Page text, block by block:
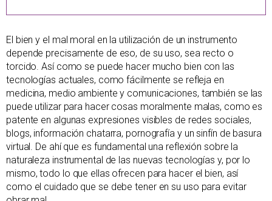
El bien y el mal moral en la utilización de un instrumento
depende precisamente de eso, de su uso, sea recto o
torcido. Así como se puede hacer mucho bien con las
tecnologías actuales, como fácilmente se refleja en
medicina, medio ambiente y comunicaciones, también se las
puede utilizar para hacer cosas moralmente malas, como es
patente en algunas expresiones visibles de redes sociales,
blogs, información chatarra, pornografía y un sinfín de basura
virtual. De ahí que es fundamental una reflexión sobre la
naturaleza instrumental de las nuevas tecnologías y, por lo
mismo, todo lo que ellas ofrecen para hacer el bien, así
como el cuidado que se debe tener en su uso para evitar